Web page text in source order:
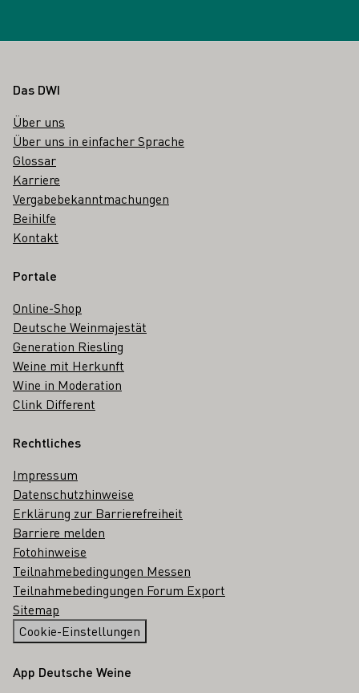
Fußbereich
Das DWI
Über uns
Über uns in einfacher Sprache
Glossar
Karriere
Vergabebekanntmachungen
Beihilfe
Kontakt
Portale
Online-Shop
Deutsche Weinmajestät
Generation Riesling
Weine mit Herkunft
Wine in Moderation
Clink Different
Rechtliches
Impressum
Datenschutzhinweise
Erklärung zur Barrierefreiheit
Barriere melden
Fotohinweise
Teilnahmebedingungen Messen
Teilnahmebedingungen Forum Export
Sitemap
Cookie-Einstellungen
App Deutsche Weine